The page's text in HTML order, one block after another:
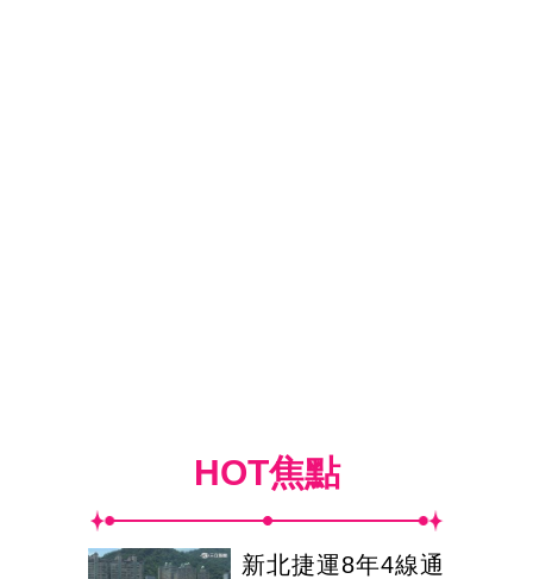
HOT焦點
新北捷運8年4線通